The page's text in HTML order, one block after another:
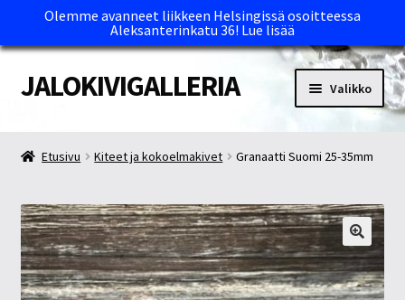
Olemme avanneet liikkeen Helsingissä osoitteessa
Aleksanterinkatu 36! Lue lisää
Siirry
navigointiin
Siirry
sisältöön
JALOKIVIGALLERIA Valikko
Maksutavat ja Tärkeää tietää
Myymälät
Etusivu Kiteet ja kokoelmakivet Granaatti Suomi 25-35mm